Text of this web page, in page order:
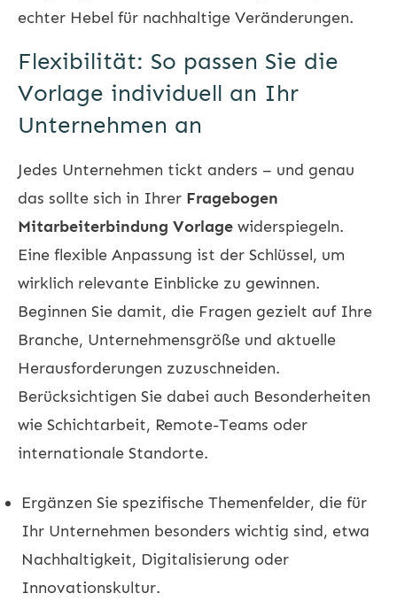
echter Hebel für nachhaltige Veränderungen.
Flexibilität: So passen Sie die
Vorlage individuell an Ihr
Unternehmen an
Jedes Unternehmen tickt anders – und genau
das sollte sich in Ihrer Fragebogen
Mitarbeiterbindung Vorlage widerspiegeln.
Eine flexible Anpassung ist der Schlüssel, um
wirklich relevante Einblicke zu gewinnen.
Beginnen Sie damit, die Fragen gezielt auf Ihre
Branche, Unternehmensgröße und aktuelle
Herausforderungen zuzuschneiden.
Berücksichtigen Sie dabei auch Besonderheiten
wie Schichtarbeit, Remote-Teams oder
internationale Standorte.
Ergänzen Sie spezifische Themenfelder, die für
Ihr Unternehmen besonders wichtig sind, etwa
Nachhaltigkeit, Digitalisierung oder
Innovationskultur.